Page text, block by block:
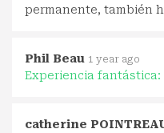
permanente, también
Phil Beau 1 year ago
Experiencia fantástica:
catherine